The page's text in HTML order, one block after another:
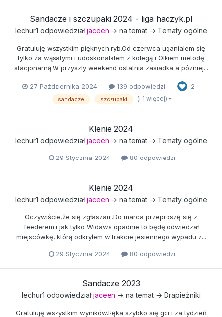
Sandacze i szczupaki 2024 - liga haczyk.pl
lechur1 odpowiedziałjaceen → na temat → Tematy ogólne
Gratuluję wszystkim pięknych ryb.Od czerwca uganialem się
tylko za wąsatymi i udoskonalalem z kolegą i Olkiem metodę
stacjonarną.W przyszly weekend ostatnia zasiadka a pózniej...
27 Października 2024 139 odpowiedzi 2
sandacze szczupaki (i 1 więcej)
Klenie 2024
lechur1 odpowiedziałjaceen → na temat → Tematy ogólne
29 Stycznia 2024 80 odpowiedzi
Klenie 2024
lechur1 odpowiedziałjaceen → na temat → Tematy ogólne
Oczywiście,że się zgłaszam.Do marca przeproszę się z
feederem i jak tylko Widawa opadnie to będę odwiedzał
miejscówkę, którą odkryłem w trakcie jesiennego wypadu z...
29 Stycznia 2024 80 odpowiedzi
Sandacze 2023
lechur1 odpowiedziałjaceen → na temat → Drapieżniki
Gratuluję wszystkim wyników.Ręka szybko się goi i za tydzień